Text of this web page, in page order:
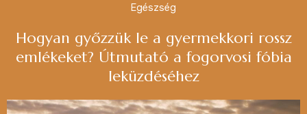
Egészség
Hogyan győzzük le a gyermekkori rossz
emlékeket? Útmutató a fogorvosi fóbia
leküzdéséhez